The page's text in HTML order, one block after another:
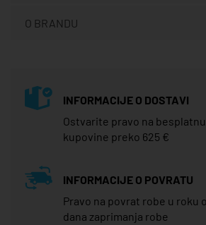
O BRANDU
INFORMACIJE O DOSTAVI
Ostvarite pravo na
kupovine preko 625 €
INFORMACIJE O POVRATU
Pravo na povrat robe u roku
dana zaprimanja robe